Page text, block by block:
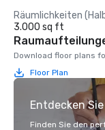
Räumlichkeiten
3.000 sq ft
Download floor plans
Floor Plan
Entdecken
Finden Sie den